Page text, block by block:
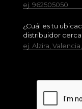
ej. 962505050
¿Cuál es tu
distribuidor
ej. Alzira,